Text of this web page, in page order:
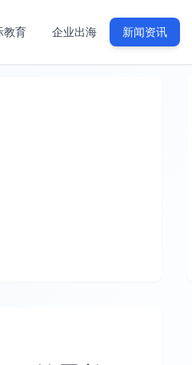
教育 企业出海 新闻资讯